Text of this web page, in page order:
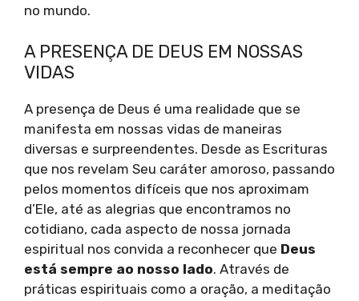
no mundo.
A PRESENÇA DE DEUS EM NOSSAS
VIDAS
A presença de Deus é uma realidade que se
manifesta em nossas vidas de maneiras
diversas e surpreendentes. Desde as Escrituras
que nos revelam Seu caráter amoroso, passando
pelos momentos difíceis que nos aproximam
d’Ele, até as alegrias que encontramos no
cotidiano, cada aspecto de nossa jornada
espiritual nos convida a reconhecer que Deus
está sempre ao nosso lado. Através de
práticas espirituais como a oração, a meditação